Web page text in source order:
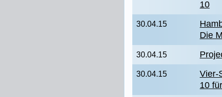
10
30.04.15
Die
30.04.15
30.04.15
Vier-
10